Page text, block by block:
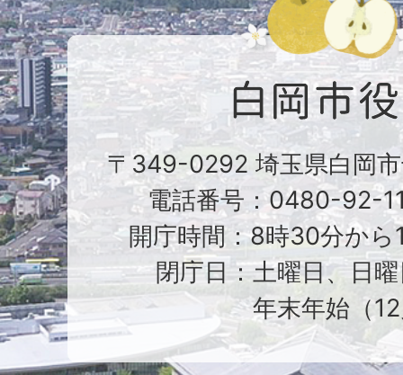
〒349-0292 埼玉県白岡
電話番号：0480-92-
開庁時間：8時30分から
閉庁日：土曜日、日
年末年始（